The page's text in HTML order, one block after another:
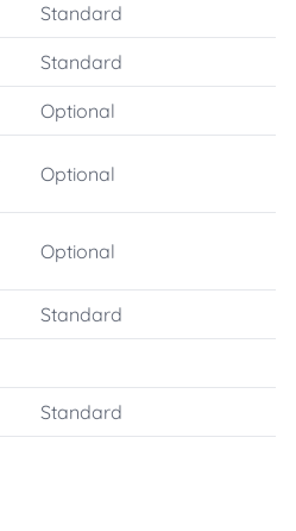
Standard
Standard
Optional
Optional
Optional
Standard
Standard